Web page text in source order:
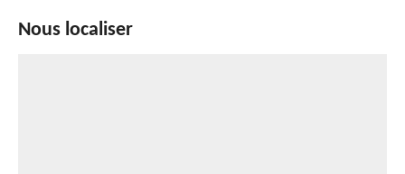
Nous localiser